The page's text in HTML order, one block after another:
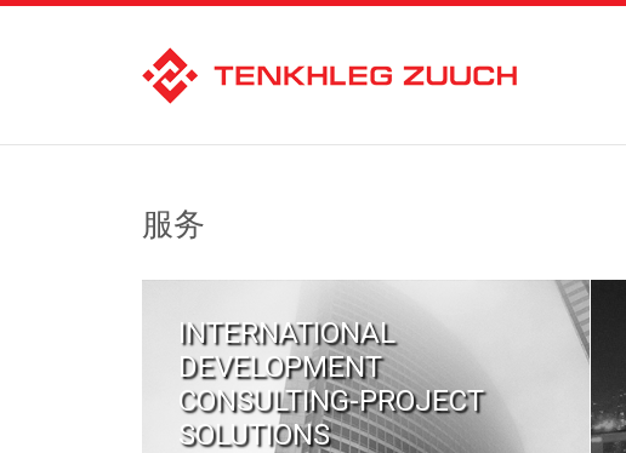
服务
INTERNATIONAL
DEVELOPMENT
CONSULTING-PROJECT
SOLUTIONS